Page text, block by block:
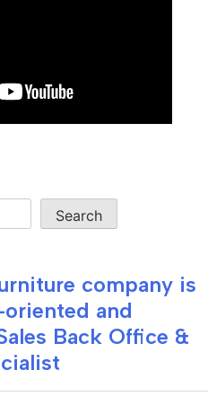
Search
company is
and
Back Office &